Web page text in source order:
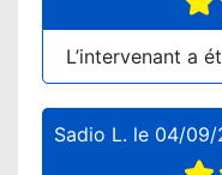
L’intervenant a
Sadio L. le 04/09/